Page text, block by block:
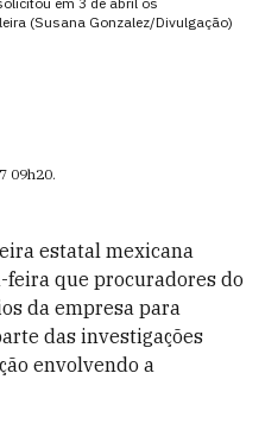
(Susana Gonzalez/Divulgação)
09h20.
estatal mexicana
que procuradores do
da empresa para
das investigações
envolvendo a